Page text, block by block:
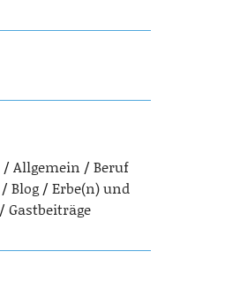
Allgemein
Beruf
Blog
Erbe(n) und
Gastbeiträge